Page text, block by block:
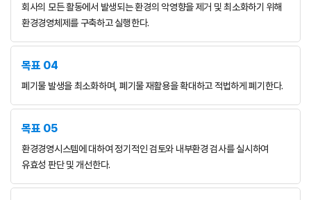
회사의 모든 활동에서 발생되는 환경의 악영향을 제거 및 최소화하기 위해
환경경영체제를 구축하고 실행한다.
목표 04
폐기물 발생을 최소화하며, 폐기물 재활용을 확대하고 적법하게 폐기한다.
목표 05
환경경영시스템에 대하여 정기적인 검토와 내부환경 검사를 실시하여
유효성 판단 및 개선한다.